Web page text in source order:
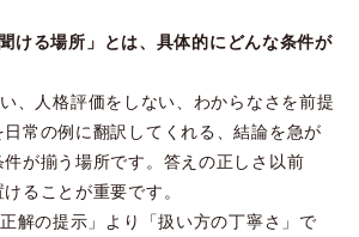
ける場所」とは、具体的にどんな条件が
、人格評価をしない、わからなさを前提
常の例に翻訳してくれる、結論を急が
が揃う場所です。答えの正しさ以前
ることが重要です。
解の提示」より「扱い方の丁寧さ」で